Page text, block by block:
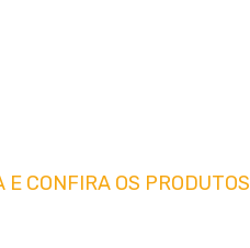
CONFIRA OS PRODUTOS